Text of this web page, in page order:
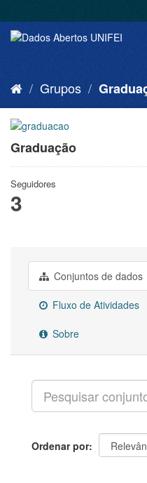
Grupos
Graduação
Seguidores
3
Conjuntos de dados
Fluxo de Atividades
Sobre
Ordenar por